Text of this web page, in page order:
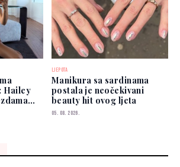
Hailey
LJEPOTA
Manikura sa sardinama
postala je neočekivani
beauty hit ovog ljeta
05. 08. 2026.